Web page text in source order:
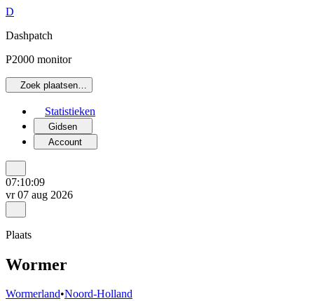
D
Dashpatch
P2000 monitor
Zoek plaatsen…
Statistieken
Gidsen
Account
07:10:09
vr 07 aug 2026
Plaats
Wormer
Wormerland•Noord-Holland